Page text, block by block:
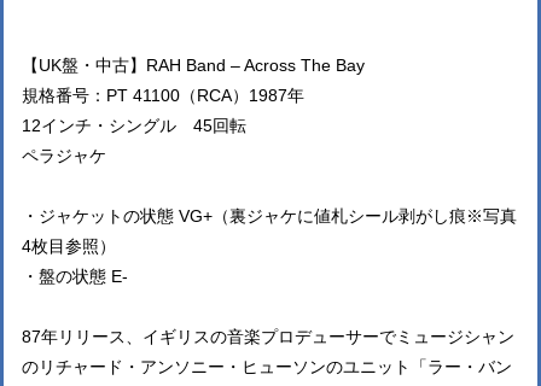
【UK盤・中古】RAH Band – Across The Bay
規格番号：PT 41100（RCA）1987年
12インチ・シングル 45回転
ペラジャケ
・ジャケットの状態 VG+（裏ジャケに値札シール剥がし痕※写真
4枚目参照）
・盤の状態 E-
87年リリース、イギリスの音楽プロデューサーでミュージシャン
のリチャード・アンソニー・ヒューソンのユニット「ラー・バン